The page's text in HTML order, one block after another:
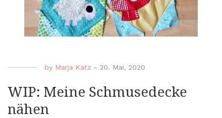
by Marja Katz - 20. Mai, 2020
WIP: Meine Schmusedecke
nähen